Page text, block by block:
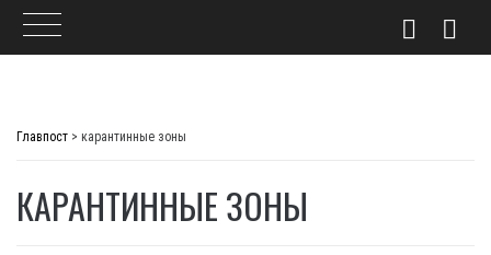
Главпост > карантинные зоны
КАРАНТИННЫЕ ЗОНЫ